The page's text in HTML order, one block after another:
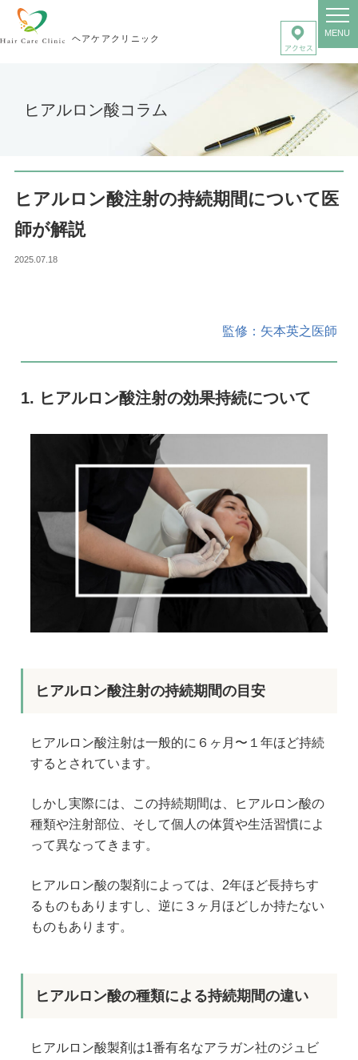
ヘアケアクリニック
MENU
ヒアルロン酸コラム
ヒアルロン酸注射の持続期間について医
師が解説
2025.07.18
監修：矢本英之医師
ヒアルロン酸注射の効果持続について
ヒアルロン酸注射の持続期間の目安
ヒアルロン酸注射は一般的に６ヶ月〜１年ほど持続
するとされています。
しかし実際には、この持続期間は、ヒアルロン酸の
種類や注射部位、そして個人の体質や生活習慣によ
って異なってきます。
ヒアルロン酸の製剤によっては、2年ほど長持ちす
るものもありますし、逆に３ヶ月ほどしか持たない
ものもあります。
ヒアルロン酸の種類による持続期間の違い
ヒアルロン酸製剤は1番有名なアラガン社のジュビ